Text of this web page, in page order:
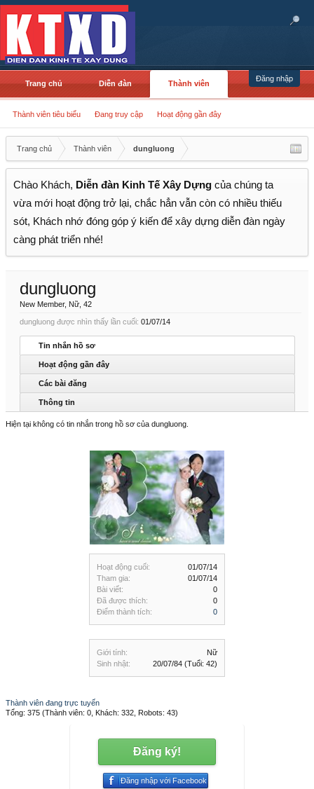
Đăng nhập
Trang chủ Diễn đàn Thành viên
Thành viên tiêu biểu Đang truy cập Hoạt động gần đây
Trang chủ Thành viên dungluong
Chào Khách, Diễn đàn Kinh Tế Xây Dựng của chúng ta
vừa mới hoạt động trở lại, chắc hẳn vẫn còn có nhiều thiếu
sót, Khách nhớ đóng góp ý kiến để xây dựng diễn đàn ngày
càng phát triển nhé!
Hoạt động cuối:
01/07/14
Tham gia:
01/07/14
Bài viết:
0
Đã được thích:
0
Điểm thành tích:
0
Giới tính:
Nữ
Sinh nhật:
20/07/84 (Tuổi: 42)
dungluong
New Member, Nữ, 42
dungluong được nhìn thấy lần cuối: 01/07/14
Tin nhắn hồ sơ
Hoạt động gần đây
Các bài đăng
Thông tin
Hiện tại không có tin nhắn trong hồ sơ của dungluong.
Thành viên đang trực tuyến
Tổng: 375 (Thành viên: 0, Khách: 332, Robots: 43)
Đăng ký!
Đăng nhập với Facebook